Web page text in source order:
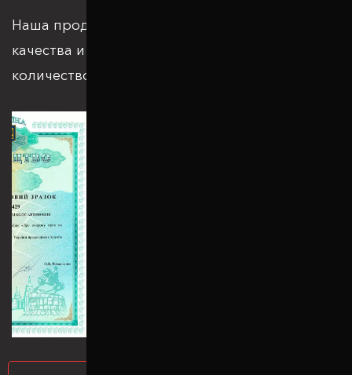
Наша продукция отвечает всем стандартам
качества и подкрепляется большим
количеством патентов и сертификатов